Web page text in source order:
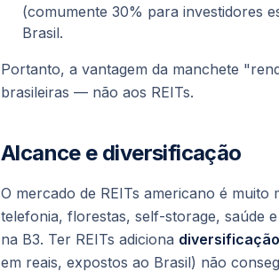
(comumente 30% para investidores
Brasil.
Portanto, a vantagem da manchete
brasileiras — não aos REITs.
Alcance e diversificação
O mercado de REITs americano é
telefonia, florestas, self-storage, saúde
na B3. Ter REITs adiciona
em reais, expostos ao Brasil) não